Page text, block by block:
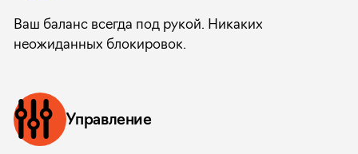
Ваш баланс всегда под рукой. Никаких
неожиданных блокировок.
Управление